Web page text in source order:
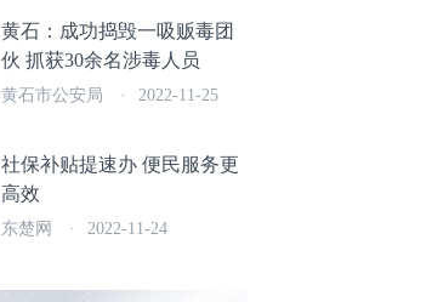
黄石：成功捣毁一吸贩毒团
伙 抓获30余名涉毒人员
黄石市公安局 · 2022-11-25
社保补贴提速办 便民服务更
高效
东楚网 · 2022-11-24